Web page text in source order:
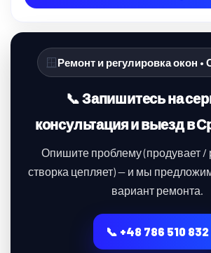
🪟Ремонт и регулировка окон •
📞 Запишитесь на
консультация и выезд в
Опишите проблему (продувает /
створка цепляет) — и мы
вариант ремонта.
📞 +48 786 510 832